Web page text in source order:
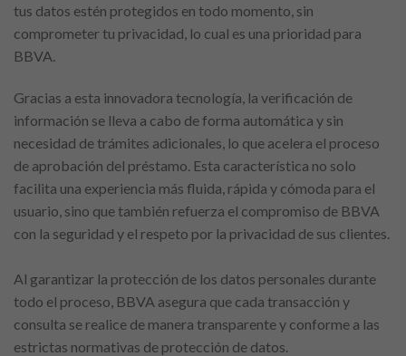
tus datos estén protegidos en todo momento, sin
comprometer tu privacidad, lo cual es una prioridad para
BBVA.
Gracias a esta innovadora tecnología, la verificación de
información se lleva a cabo de forma automática y sin
necesidad de trámites adicionales, lo que acelera el proceso
de aprobación del préstamo. Esta característica no solo
facilita una experiencia más fluida, rápida y cómoda para el
usuario, sino que también refuerza el compromiso de BBVA
con la seguridad y el respeto por la privacidad de sus clientes.
Al garantizar la protección de los datos personales durante
todo el proceso, BBVA asegura que cada transacción y
consulta se realice de manera transparente y conforme a las
estrictas normativas de protección de datos.